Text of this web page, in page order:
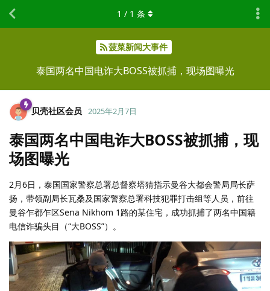
菠菜新闻大事件
泰国两名中国电诈大BOSS被抓捕，现场图曝光
1 / 1 条
贝壳社区会员 2025年2月7日
泰国两名中国电诈大BOSS被抓捕，现
场图曝光
2月6日，泰国国家警察总署总督察塔猜指示曼谷大都会警局局长萨
扬，带领副局长瓦桑及国家警察总署科技犯罪打击组等人员，前往
曼谷乍都乍区Sena Nikhom 1路的某住宅，成功抓捕了两名中国籍
电信诈骗头目（“大BOSS”）。